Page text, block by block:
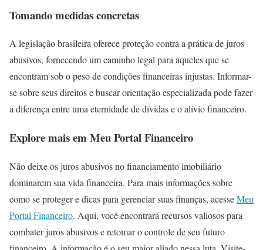
Tomando medidas concretas
A legislação brasileira oferece proteção contra a prática de juros
abusivos, fornecendo um caminho legal para aqueles que se
encontram sob o peso de condições financeiras injustas. Informar-
se sobre seus direitos e buscar orientação especializada pode fazer
a diferença entre uma eternidade de dívidas e o alívio financeiro.
Explore mais em Meu Portal Financeiro
Não deixe os juros abusivos no financiamento imobiliário
dominarem sua vida financeira. Para mais informações sobre
como se proteger e dicas para gerenciar suas finanças, acesseMeu
Portal Financeiro. Aqui, você encontrará recursos valiosos para
combater juros abusivos e retomar o controle de seu futuro